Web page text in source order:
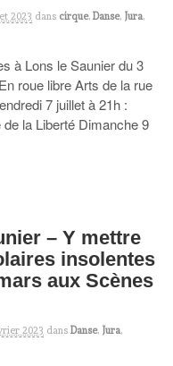
2023 dans cirque, Danse, Jura,
à Lons le Saunier du 3
roue libre Arts de la rue
7 juillet à 21h :
la Liberté Dimanche 9
– Y mettre
insolentes
aux Scènes
2023 dans Danse, Jura,